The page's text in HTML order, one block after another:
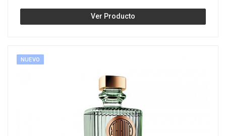
Ver Producto
NUEVO